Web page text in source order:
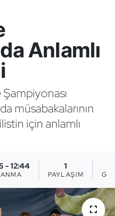
Anlamlı
müsabakalarının
için anlamlı
- 12:44 1
PAYLAŞIM